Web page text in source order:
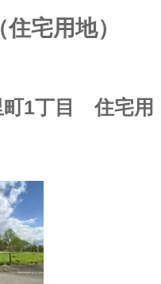
宅用地）
町1丁目 住宅用